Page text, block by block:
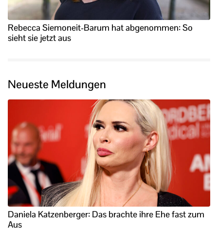
Rebecca Siemoneit-Barum hat abgenommen: So
sieht sie jetzt aus
Neueste Meldungen
Daniela Katzenberger: Das brachte ihre Ehe fast zum
Aus